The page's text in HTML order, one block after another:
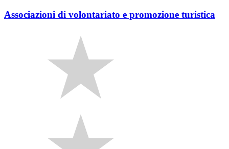
Associazioni di volontariato e promozione turistica